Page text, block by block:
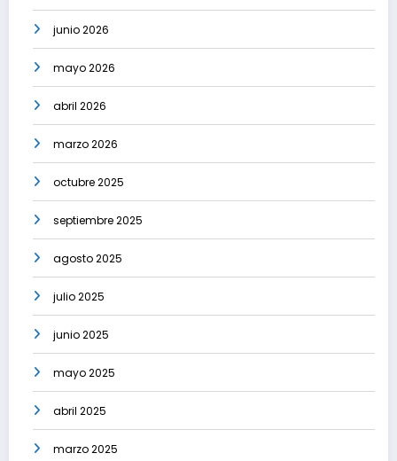
junio 2026
mayo 2026
abril 2026
marzo 2026
octubre 2025
septiembre 2025
agosto 2025
julio 2025
junio 2025
mayo 2025
abril 2025
marzo 2025